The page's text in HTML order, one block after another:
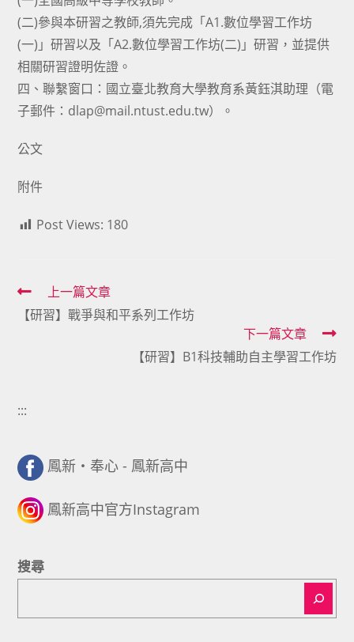
(二)參與本研習之教師,須先完成「A1.數位學習工作坊
(一)」研習以及「A2.數位學習工作坊(二)」研習，並提供
相關研習證明佐證。
四、聯繫窗口：國立臺北教育大學教育系黃鈺淇助理（電
子郵件：dlap@mail.ntust.edu.tw）。
公文
附件
Post Views: 180
Read
more
上一篇文章
【研習】戰爭與和平系列工作坊
下一篇文章
【研習】B1科技輔助自主學習工作坊
:::
鳳新・奉心 - 鳳新高中
鳳新高中官方Instagram
搜尋